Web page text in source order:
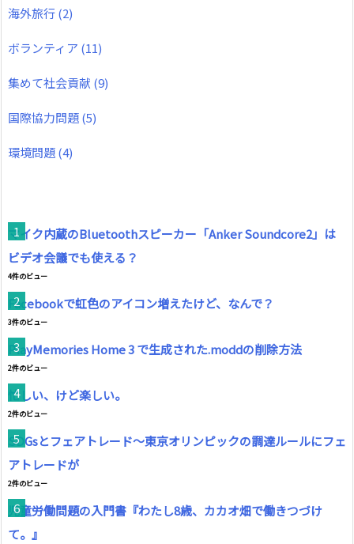
海外旅行(2)
ボランティア (11)
集めて社会貢献 (9)
国際協力問題(5)
環境問題(4)
マイク内蔵のBluetoothスピーカー「Anker Soundcore2」は
ビデオ会議でも使える？
4件のビュー
Facebookで虹色のアイコン増えたけど、なんで？
3件のビュー
PlayMemories Home 3 で生成された.moddの削除方法
2件のビュー
忙しい、けど楽しい。
2件のビュー
SDGsとフェアトレード～東京オリンピックの調達ルールにフェ
アトレードが
2件のビュー
児童労働問題の入門書『わたし8歳、カカオ畑で働きつづけ
て。』